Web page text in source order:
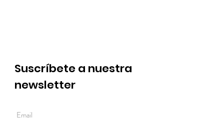
Suscríbete a nuestra
newsletter